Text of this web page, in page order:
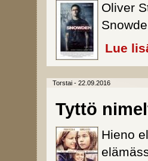
Oliver
Lue
Torstai - 22.09.2016
Tyttö
Hieno